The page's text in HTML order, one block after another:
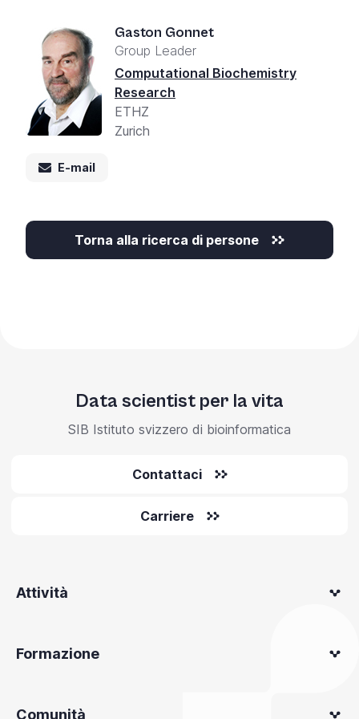
Gaston Gonnet
Group Leader
Computational Biochemistry
Research
ETHZ
Zurich
E-mail
Torna alla ricerca di persone
Data scientist per la vita
SIB Istituto svizzero di bioinformatica
Contattaci
Carriere
Attività
Formazione
Comunità